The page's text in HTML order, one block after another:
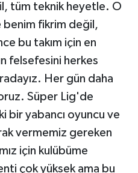
tüm teknik heyetle. O
benim fikrim değil,
bu takım için en
felsefesini herkes
Her gün daha
Süper Lig'de
bir yabancı oyuncu ve
vermemiz gereken
için kulübüme
çok yüksek ama bu